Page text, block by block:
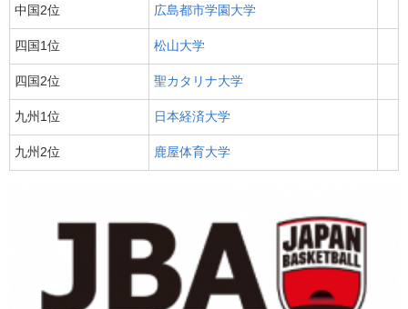
中国2位 広島都市学園大学
四国1位 松山大学
四国2位 聖カタリナ大学
九州1位 日本経済大学
九州2位 鹿屋体育大学